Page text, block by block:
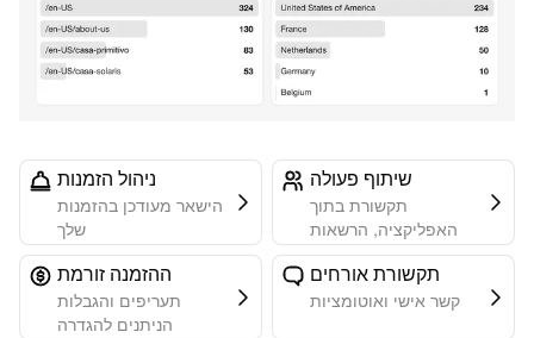
ניהול הזמנות
הישאר מעודכן בהזמנות
שלך
שיתוף פעולה
תקשורת בתוך
האפליקציה, הרשאות
ההזמנה זורמת
תעריפים והגבלות
הניתנים להגדרה
תקשורת אורחים
קשר אישי ואוטומציות